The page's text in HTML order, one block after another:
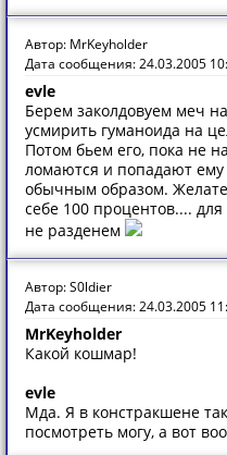
Автор: MrKeyholder
Дата сообщения: 24.03.2005
evle
Берем заколдовуем меч
усмирить гуманоида на
Потом бьем его, пока не
ломаются и попадают
обычным образом.
себе 100 процентов....
не разденем
Автор: S0ldier
Дата сообщения: 24.03.2005
MrKeyholder
Какой кошмар!
evle
Мда. Я в констракшене
посмотреть могу, а вот